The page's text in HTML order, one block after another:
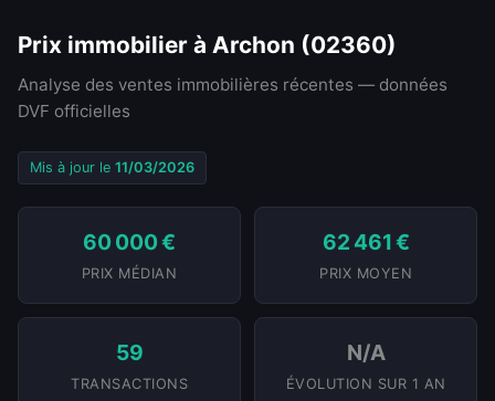
Prix immobilier à Archon (02360)
Analyse des ventes immobilières récentes — données
DVF officielles
Mis à jour le 11/03/2026
60 000 €
PRIX MÉDIAN
62 461 €
PRIX MOYEN
59
TRANSACTIONS
N/A
ÉVOLUTION SUR 1 AN